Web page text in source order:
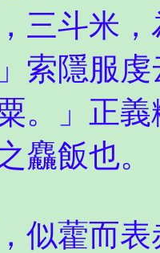
三斗米
索隱服
。」正
麤飯也。
似藿而